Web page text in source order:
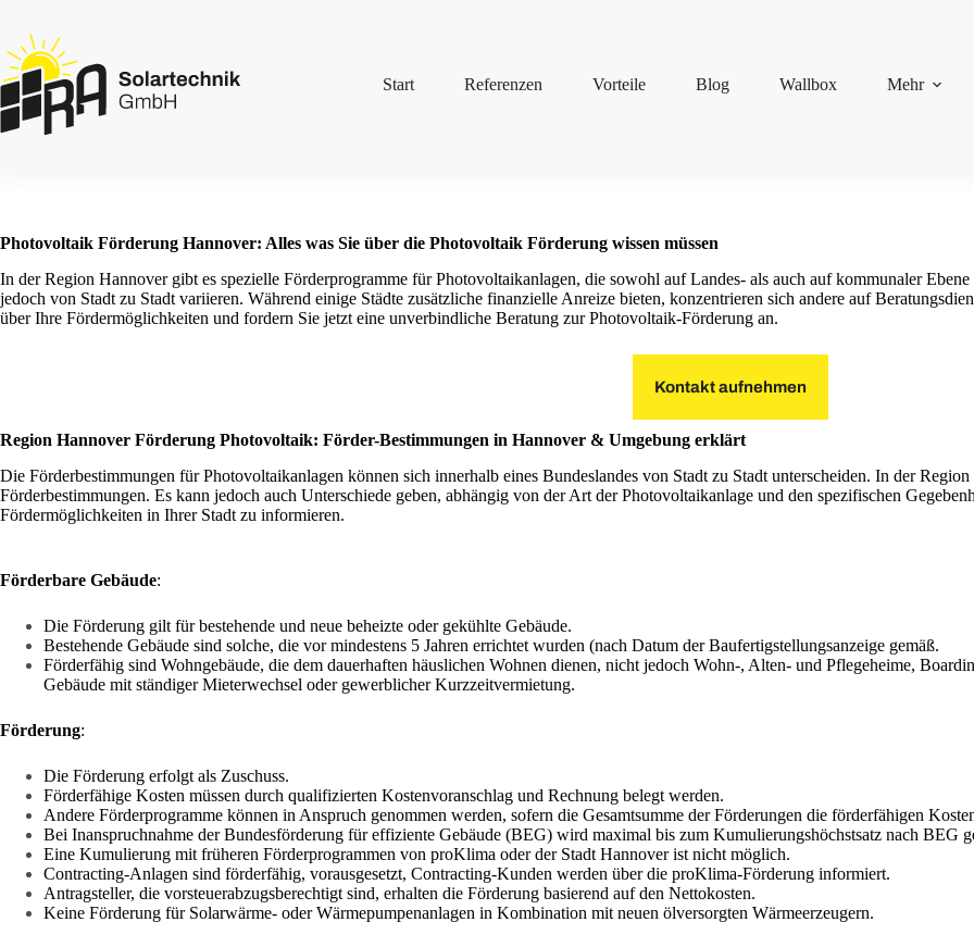
springen
Start
Referenzen Vorteile Blog Wallbox Mehr
Photovoltaik Förderung Hannover: Alles was Sie über die Photovoltaik Förderung wissen müssen
In der Region Hannover gibt es spezielle Förderprogramme für Photovoltaikanlagen, die sowohl auf Landes- als auch auf kommunaler
jedoch von Stadt zu Stadt variieren. Während einige Städte zusätzliche finanzielle Anreize bieten, konzentrieren sich andere auf
über Ihre Fördermöglichkeiten und fordern Sie jetzt eine unverbindliche Beratung zur Photovoltaik-Förderung an.
Kontakt aufnehmen
Region Hannover Förderung Photovoltaik: Förder-Bestimmungen in Hannover & Umgebung erklärt
Die Förderbestimmungen für Photovoltaikanlagen können sich innerhalb eines Bundeslandes von Stadt zu Stadt unterscheiden. In der
Förderbestimmungen. Es kann jedoch auch Unterschiede geben, abhängig von der Art der Photovoltaikanlage und den spezifischen
Fördermöglichkeiten in Ihrer Stadt zu informieren.
Förderbare Gebäude:
Die Förderung gilt für bestehende und neue beheizte oder gekühlte Gebäude.
Bestehende Gebäude sind solche, die vor mindestens 5 Jahren errichtet wurden (nach Datum der Baufertigstellungsanzeige gemäß.
Förderfähig sind Wohngebäude, die dem dauerhaften häuslichen Wohnen dienen, nicht jedoch Wohn-, Alten- und Pflegeheime,
Gebäude mit ständiger Mieterwechsel oder gewerblicher Kurzzeitvermietung.
Förderung:
Die Förderung erfolgt als Zuschuss.
Förderfähige Kosten müssen durch qualifizierten Kostenvoranschlag und Rechnung belegt werden.
Andere Förderprogramme können in Anspruch genommen werden, sofern die Gesamtsumme der Förderungen die förderfähigen
Bei Inanspruchnahme der Bundesförderung für effiziente Gebäude (BEG) wird maximal bis zum Kumulierungshöchstsatz nach BEG
Eine Kumulierung mit früheren Förderprogrammen von proKlima oder der Stadt Hannover ist nicht möglich.
Contracting-Anlagen sind förderfähig, vorausgesetzt, Contracting-Kunden werden über die proKlima-Förderung informiert.
Antragsteller, die vorsteuerabzugsberechtigt sind, erhalten die Förderung basierend auf den Nettokosten.
Keine Förderung für Solarwärme- oder Wärmepumpenanlagen in Kombination mit neuen ölversorgten Wärmeerzeugern.